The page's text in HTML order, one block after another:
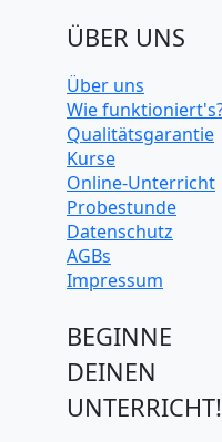
ÜBER UNS
Über uns
Wie
Qualitätsgarantie
Kurse
Online-Unterricht
Probestunde
Datenschutz
AGBs
Impressum
BEGINNE
DEINEN
UNTERRICHT!